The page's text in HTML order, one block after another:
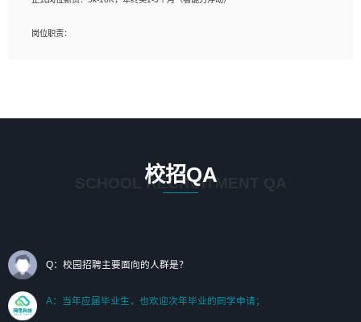
1、艺术设计类相关专业；（其中需求分析顾问不限专业）
岗位职责：
2. 熟悉 前端常用框架, 能独立完成设计给予的 UI 效果;
3. 有良好的代码习惯, 低级错误出现频率低;
7. 了解或熟悉 WebGL 及相关框架优先。
（岗位人员专职于行业应用解决方案、项目申报方案、投标方案的策划编写）
校招QA
SCHOOL RECRUITMENT QA
Q：校园招聘主要面向的人群是？
A：当年应届毕业生，也欢迎次年毕业的同学申请；